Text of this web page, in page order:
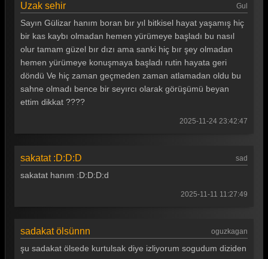
Uzak sehir Gul
Sayın Gülizar hanım boran bır yıl bitkisel hayat yaşamış hiç
bir kas kaybı olmadan hemen yürümeye başladı bu nasıl
olur tamam güzel bır dızı ama sanki hiç bır şey olmadan
hemen yürümeye konuşmaya başladı rutin hayata geri
döndü Ve hiç zaman geçmeden zaman atlamadan oldu bu
sahne olmadı bence bir seyırcı olarak görüşümü beyan
ettim dikkat ????
2025-11-24 23:42:47
sakatat :D:D:D sad
sakatat hanım :D:D:D:d
2025-11-11 11:27:49
sadakat ölsünnn oguzkagan
şu sadakat ölsede kurtulsak diye izliyorum sogudum diziden